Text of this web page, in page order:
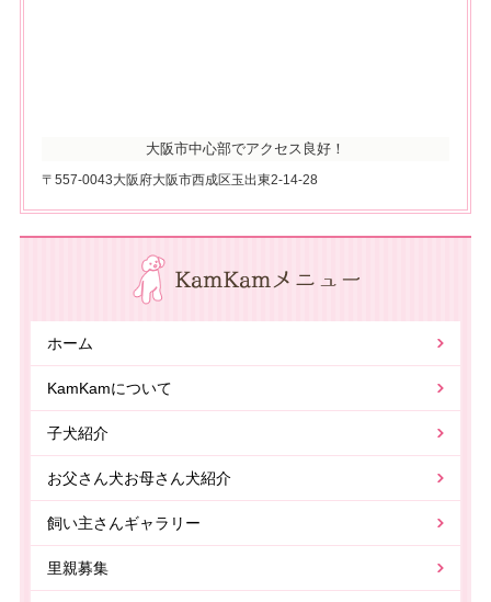
大阪市中心部でアクセス良好！
〒557-0043大阪府大阪市西成区玉出東2-14-28
ホーム
KamKamについて
子犬紹介
お父さん犬お母さん犬紹介
飼い主さんギャラリー
里親募集